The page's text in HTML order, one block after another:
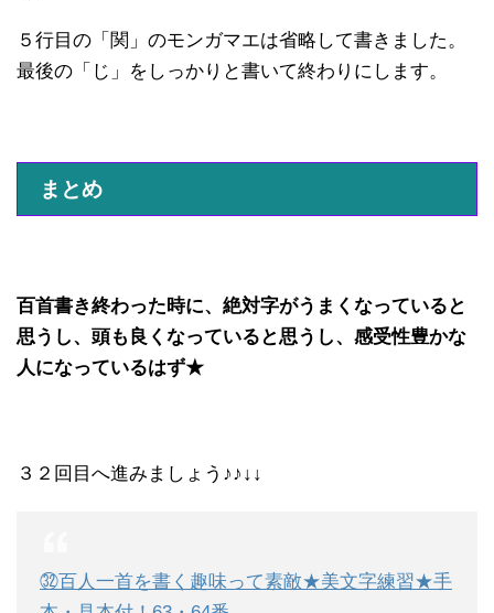
５行目の「関」のモンガマエは省略して書きました。
最後の「じ」をしっかりと書いて終わりにします。
まとめ
百首書き終わった時に、絶対字がうまくなっていると
思うし、頭も良くなっていると思うし、感受性豊かな
人になっているはず★
３２回目へ進みましょう♪♪↓↓
㉜百人一首を書く趣味って素敵★美文字練習★手